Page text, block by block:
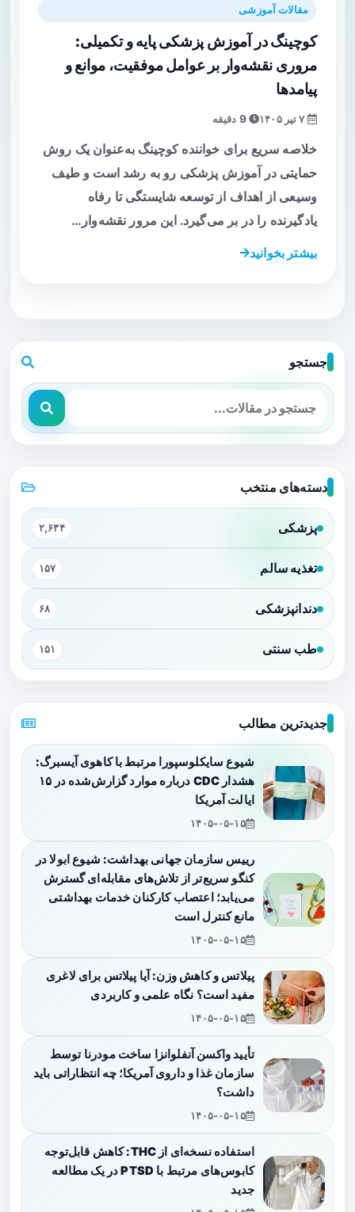
مقالات آموزشی
کوچینگ در آموزش پزشکی پایه و تکمیلی:
مروری نقشه‌وار بر عوامل موفقیت، موانع و
پیامدها
9 دقیقه
خلاصه سریع برای خواننده کوچینگ به‌عنوان یک روش
حمایتی در آموزش پزشکی رو به رشد است و طیف
وسیعی از اهداف از توسعه شایستگی تا رفاه
یادگیرنده را در بر می‌گیرد. این مرور نقشه‌وار…
بیشتر بخوانید
جستجو
دسته‌های منتخب
پزشکی ۲,۶۳۴
تغذیه سالم ۱۵۷
دندانپزشکی ۶۸
طب سنتی ۱۵۱
جدیدترین مطالب
شیوع سایکلوسپورا مرتبط با کاهوی آیسبرگ:
هشدار CDC درباره موارد گزارش‌شده در ۱۵
ایالت آمریکا
۱۴۰۵-۰۵-۱۵
رییس سازمان جهانی بهداشت: شیوع ابولا در
کنگو سریع‌تر از تلاش‌های مقابله‌ای گسترش
می‌یابد؛ اعتصاب کارکنان خدمات بهداشتی
مانع کنترل است
۱۴۰۵-۰۵-۱۵
پیلاتس و کاهش وزن: آیا پیلاتس برای لاغری
مفید است؟ نگاه علمی و کاربردی
۱۴۰۵-۰۵-۱۵
تأیید واکسن آنفلوانزا ساخت مودرنا توسط
سازمان غذا و داروی آمریکا؛ چه انتظاراتی باید
داشت؟
۱۴۰۵-۰۵-۱۵
استفاده نسخه‌ای از THC: کاهش قابل‌توجه
کابوس‌های مرتبط با PTSD در یک مطالعه
جدید